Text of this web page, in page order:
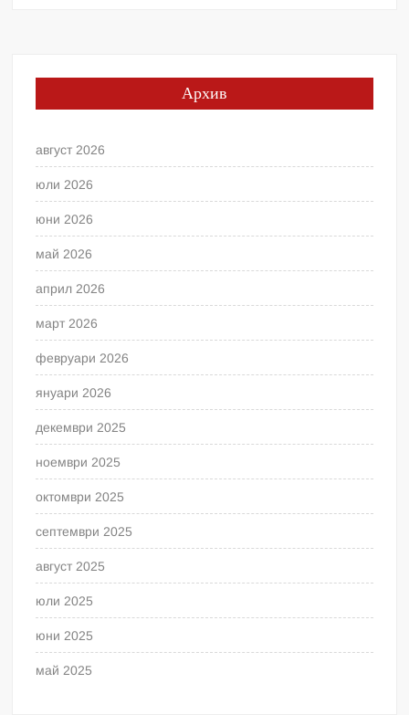
Архив
август 2026
юли 2026
юни 2026
май 2026
април 2026
март 2026
февруари 2026
януари 2026
декември 2025
ноември 2025
октомври 2025
септември 2025
август 2025
юли 2025
юни 2025
май 2025